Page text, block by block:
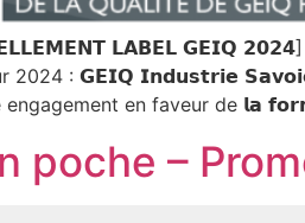
𝗟𝗔𝗕𝗘𝗟 𝗚𝗘𝗜𝗤 𝟮𝟬𝟮𝟰]
2024 : 𝗚𝗘𝗜𝗤 𝗜𝗻𝗱𝘂𝘀𝘁𝗿𝗶𝗲
en faveur de 𝗹𝗮
poche –